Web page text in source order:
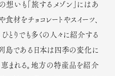
いも「旅するメゾン」にはあ
材をチョコレートやスイーツ、
とりでも多くの人々に紹介する
島である日本は四季の変化に
まれる。地方の特産品を紹介